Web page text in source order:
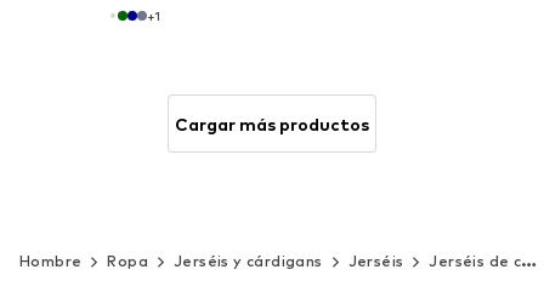
+1
Cargar más productos
Hombre Ropa Jerséis y cárdigans Jerséis Jerséis de cuello redondo